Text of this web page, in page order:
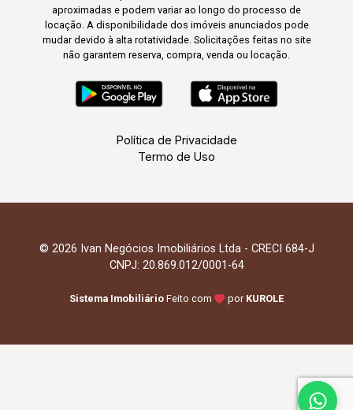
aproximadas e podem variar ao longo do processo de
locação. A disponibilidade dos imóveis anunciados pode
mudar devido à alta rotatividade. Solicitações feitas no site
não garantem reserva, compra, venda ou locação.
Política de Privacidade
Termo de Uso
© 2026 Ivan Negócios Imobiliários Ltda - CRECI 684-J
CNPJ: 20.869.012/0001-64
Sistema Imobiliário Feito com por KUROLE